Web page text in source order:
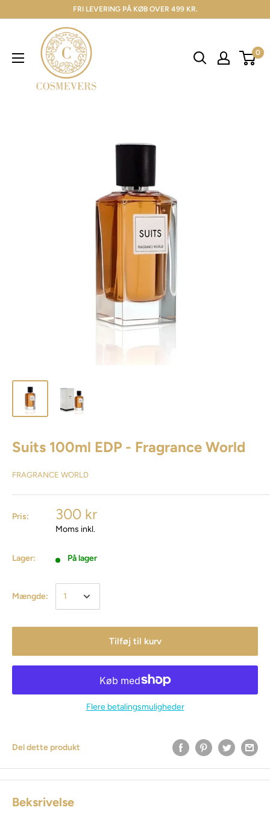
FRI LEVERING PÅ KØB OVER 499 KR.
0
Suits 100ml EDP - Fragrance World
FRAGRANCE WORLD
Pris: 300 kr
Moms inkl.
Lager: På lager
Mængde:
Tilføj til kurv
Flere betalingsmuligheder
Del dette produkt
Beksrivelse